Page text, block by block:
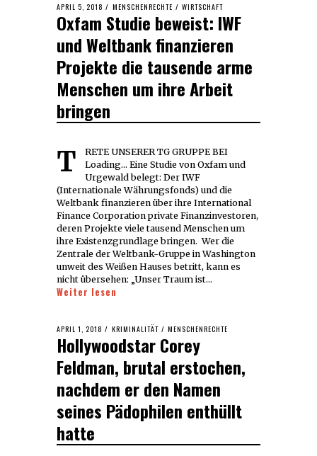
POSTED
ON
APRIL 5, 2018 APRIL
6,
2018
MENSCHENRECHTE / WIRTSCHAFT
Oxfam Studie beweist: IWF
und Weltbank finanzieren
Projekte die tausende arme
Menschen um ihre Arbeit
bringen
TRETE UNSERER TG GRUPPE BEI
Loading... Eine Studie von Oxfam und
Urgewald belegt: Der IWF
(Internationale Währungsfonds) und die
Weltbank finanzieren über ihre International
Finance Corporation private Finanzinvestoren,
deren Projekte viele tausend Menschen um
ihre Existenzgrundlage bringen. Wer die
Zentrale der Weltbank-Gruppe in Washington
unweit des Weißen Hauses betritt, kann es
nicht übersehen: „Unser Traum ist…
Weiter lesen
POSTED
ON
APRIL 1, 2018 APRIL
2018
KRIMINALITÄT / MENSCHENRECHTE
Hollywoodstar Corey
Feldman, brutal erstochen,
nachdem er den Namen
seines Pädophilen enthüllt
hatte